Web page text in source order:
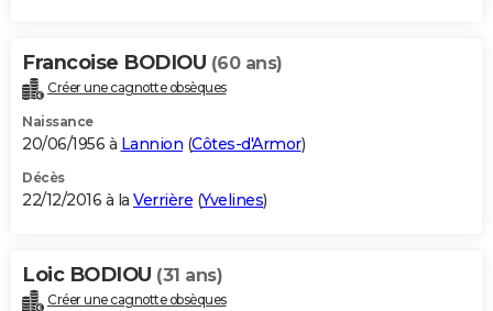
Francoise BODIOU (60 ans)
Créer une cagnotte obsèques
Naissance
20/06/1956 à Lannion (Côtes-d'Armor)
Décès
22/12/2016 à la Verrière (Yvelines)
Loic BODIOU (31 ans)
Créer une cagnotte obsèques